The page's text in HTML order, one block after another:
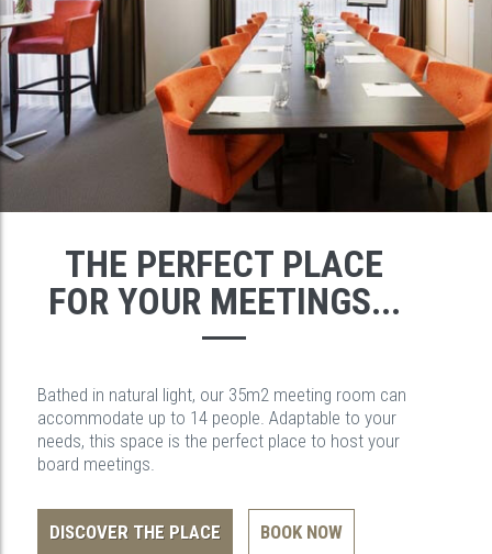
THE PERFECT PLACE
FOR YOUR MEETINGS...
Bathed in natural light, our 35m2 meeting room can
accommodate up to 14 people. Adaptable to your
needs, this space is the perfect place to host your
board meetings.
DISCOVER THE PLACE BOOK NOW